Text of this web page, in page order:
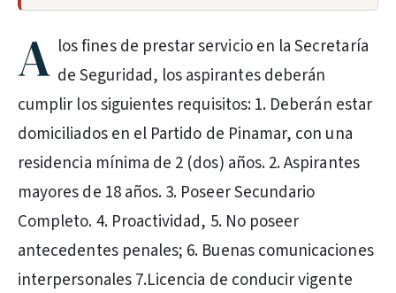
A los fines de prestar servicio en la Secretaría
de Seguridad, los aspirantes deberán
cumplir los siguientes requisitos: 1. Deberán estar
domiciliados en el Partido de Pinamar, con una
residencia mínima de 2 (dos) años. 2. Aspirantes
mayores de 18 años. 3. Poseer Secundario
Completo. 4. Proactividad, 5. No poseer
antecedentes penales; 6. Buenas comunicaciones
interpersonales 7.Licencia de conducir vigente